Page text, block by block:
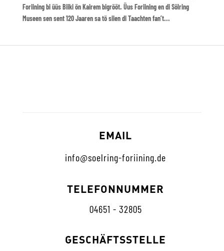
Foriining bi üüs Biiki ön Kairem bigrööt. Üus Foriining en di Sölring
Museen sen sent 120 Jaaren sa tö siien di Taachten fan’t...
EMAIL
info@soelring-foriining.de
TELEFONNUMMER
04651 - 32805
GESCHÄFTSSTELLE